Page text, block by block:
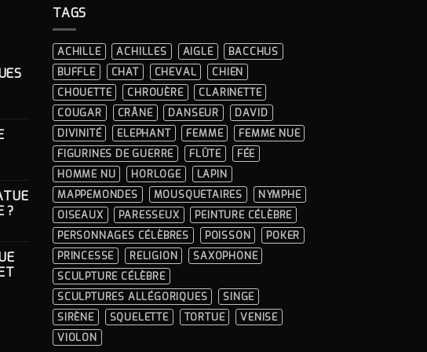
?
TAGS
ACHILLE ACHILLES AIGLE
BACCHUS
BUFFLE
CHAT CHEVAL
CHIEN
CHOUETTE
CHROUÈRE
CLARINETTE
COUGAR
CRÂNE DANSEUR
DAVID
DIVINITÉ
ELEPHANT FEMME
FEMME NUE
FIGURINES DE GUERRE
FLÛTE
FÉE
HOMME NU
HORLOGE
LAPIN
MAPPEMONDES
MOUSQUETAIRES
NYMPHE
OISEAUX
PARESSEUX
PEINTURE CÉLÈBRE
PERSONNAGES CÉLÈBRES
POISSON
POKER
PRINCESSE
RELIGION
SAXOPHONE
SCULPTURE CÉLÈBRE
SCULPTURES ALLÉGORIQUES
SINGE
SIRÈNE
SQUELETTE TORTUE
VENISE
VIOLON